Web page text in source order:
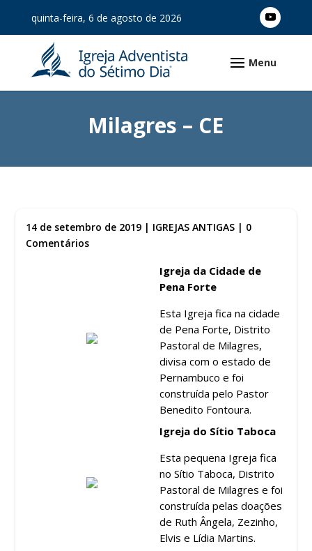
quinta-feira, 6 de agosto de 2026
Milagres – CE
14 de setembro de 2019 | IGREJAS ANTIGAS | 0
Comentários
Igreja da Cidade de
Pena Forte
Esta Igreja fica na cidade
de Pena Forte, Distrito
Pastoral de Milagres,
divisa com o estado de
Pernambuco e foi
construída pelo Pastor
Benedito Fontoura.
Igreja do Sítio Taboca
Esta pequena Igreja fica
no Sítio Taboca, Distrito
Pastoral de Milagres e foi
construída pelas doações
de Ruth Ângela, Zezinho,
Elvis e Lídia Martins.